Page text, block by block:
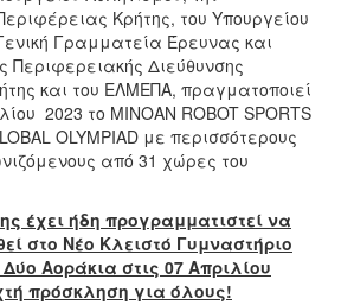
Κρήτης, του Υπουργείου
Γραμματεία Έρευνας και
Περιφερειακής Διεύθυνσης
και του ΕΛΜΕΠΑ, πραγματοποιεί
2023 το MINOAN ROBOT SPORTS
OLYMPIAD με περισσότερους
από 31 χώρες του
έχει ήδη προγραμματιστεί να
στο Νέο Κλειστό Γυμναστήριο
Αοράκια στις 07 Απριλίου
πρόσκληση για όλους!